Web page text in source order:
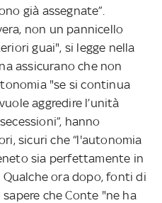
già assegnate”.
non un pannicello
guai", si legge nella
assicurano che non
"se si continua
aggredire l’unità
hanno
sicuri che “l'autonomia
sia perfettamente in
Qualche ora dopo, fonti di
che Conte "ne ha